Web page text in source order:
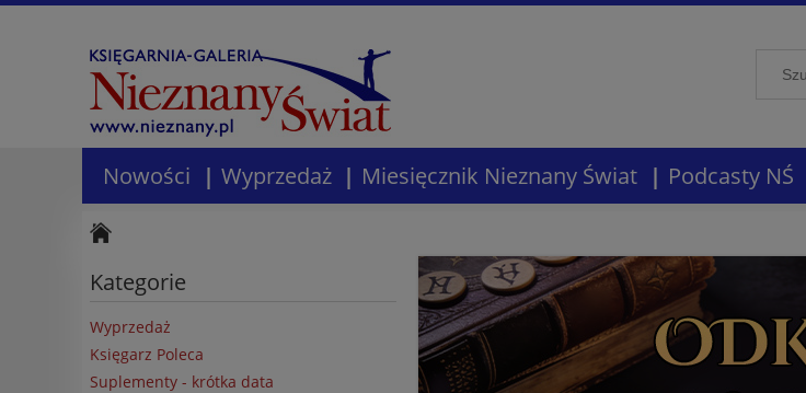
Nowości Wyprzedaż Miesięcznik Nieznany Świat Podcasty NŚ
Kategorie
Wyprzedaż
Księgarz Poleca
Suplementy - krótka data